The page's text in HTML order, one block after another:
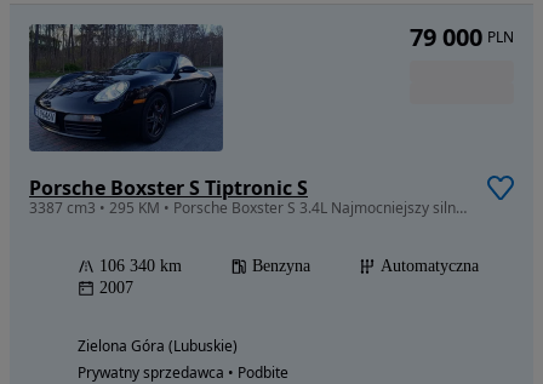
Porsche Boxster S Tiptronic S
3387 cm3 • 295 KM • Porsche Boxster S 3.4L Najmocniejszy silnik!
106 340 km Benzyna
Automatyczna
2007
Zielona Góra (Lubuskie)
Prywatny sprzedawca • Podbite
79 000 PLN